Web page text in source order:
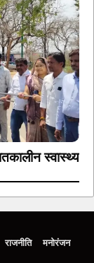
स्वास्थ्य
राजनीति
मनोरंजन